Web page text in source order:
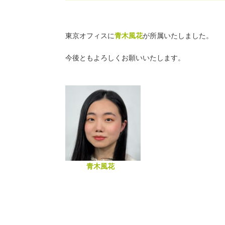
東京オフィスに青木風花が所属いたしました。
今後ともよろしくお願いいたします。
青木風花